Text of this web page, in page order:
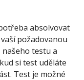
absolvovat
požadovanou
testu a
si test uděláte
Test je možné